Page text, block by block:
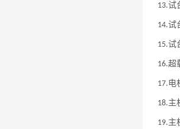
13.试
14.试
15.试
16.超
17.电
18.主
19.主